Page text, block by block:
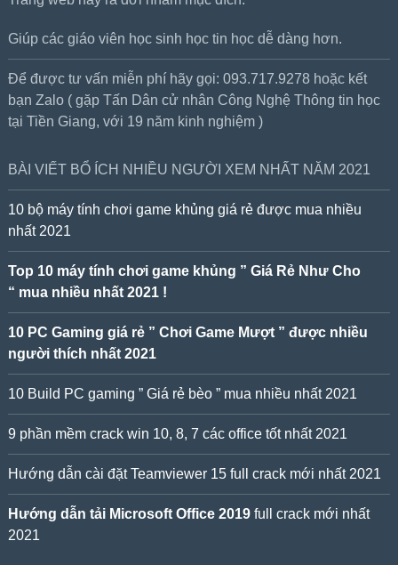
Giúp các giáo viên học sinh học tin học dễ dàng hơn.
Để được tư vấn miễn phí hãy gọi: 093.717.9278 hoặc kết
bạn Zalo ( gặp Tấn Dân cử nhân Công Nghệ Thông tin học
tại Tiền Giang, với 19 năm kinh nghiệm )
BÀI VIẾT BỔ ÍCH NHIỀU NGƯỜI XEM NHẤT NĂM 2021
10 bộ máy tính chơi game khủng giá rẻ được mua nhiều
nhất 2021
Top 10 máy tính chơi game khủng ” Giá Rẻ Như Cho
“ mua nhiều nhất 2021 !
10 PC Gaming giá rẻ ” Chơi Game Mượt ” được nhiều
người thích nhất 2021
10 Build PC gaming ” Giá rẻ bèo ” mua nhiều nhất 2021
9 phần mềm crack win 10, 8, 7 các office tốt nhất 2021
Hướng dẫn cài đặt Teamviewer 15 full crack mới nhất 2021
Hướng dẫn tải Microsoft Office 2019full crack mới nhất
2021